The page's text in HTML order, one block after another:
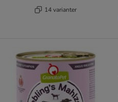
14 varianter